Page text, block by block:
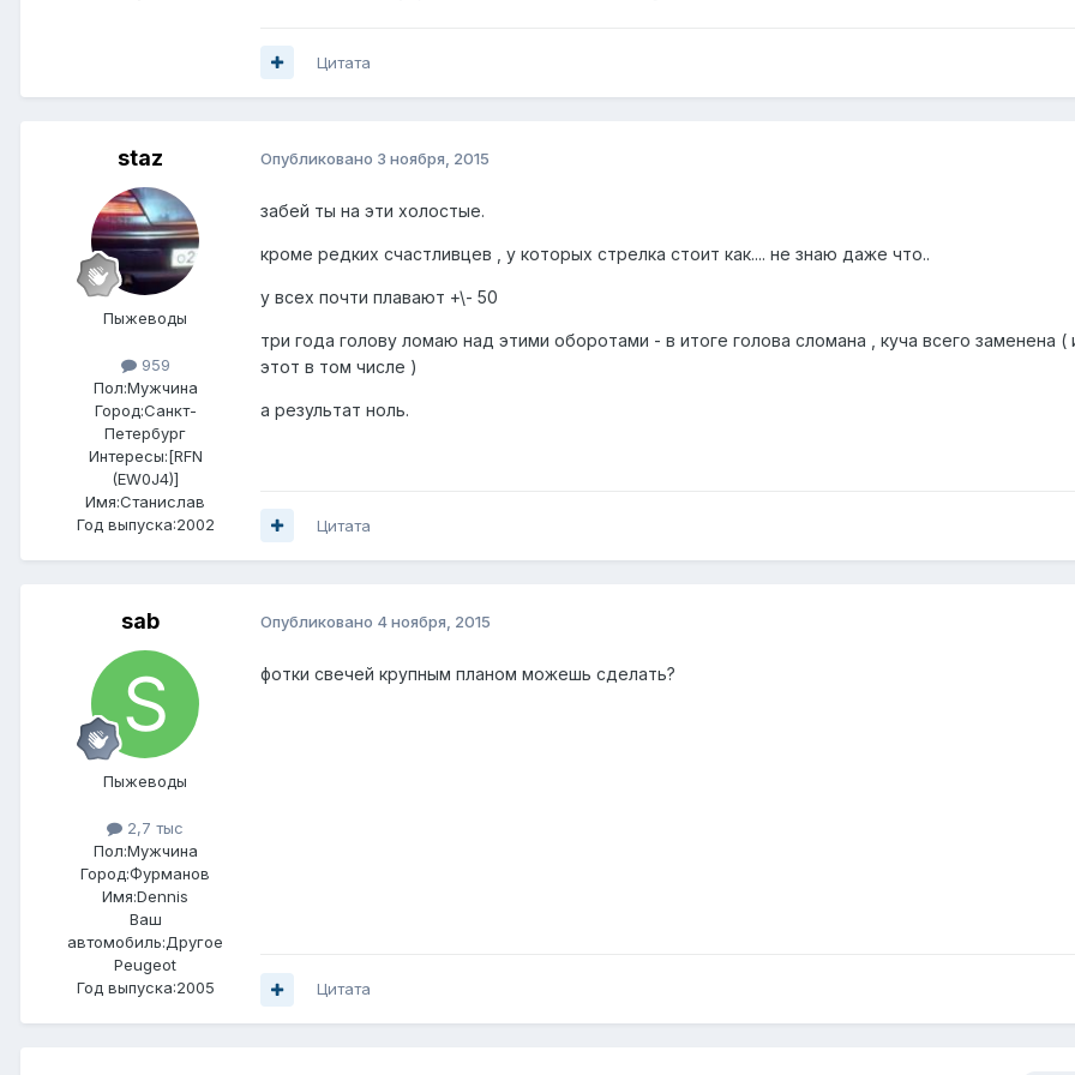
Цитата
staz
Пыжеводы
959
Пол:Мужчина
Город:Санкт-
Петербург
Интересы:[RFN
(EW0J4)]
Имя:Станислав
Год выпуска:2002
Опубликовано 3 ноября, 2015
забей ты на эти холостые.
кроме редких счастливцев , у которых стрелка стоит как.... не знаю даже что..
у всех почти плавают +\- 50
три года голову ломаю над этими оборотами - в итоге голова сломана , куча всего заменена (
этот в том числе )
а результат ноль.
Цитата
sab
Пыжеводы
2,7 тыс
Пол:Мужчина
Город:Фурманов
Имя:Dennis
Ваш
автомобиль:Другое
Peugeot
Год выпуска:2005
Опубликовано 4 ноября, 2015
фотки свечей крупным планом можешь сделать?
Цитата